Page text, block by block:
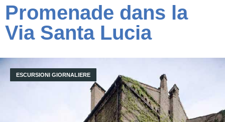
Promenade dans la
Via Santa Lucia
ESCURSIONI GIORNALIERE